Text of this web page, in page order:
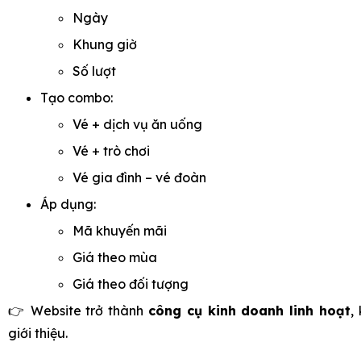
Ngày
Khung giờ
Số lượt
Tạo combo:
Vé + dịch vụ ăn uống
Vé + trò chơi
Vé gia đình – vé đoàn
Áp dụng:
Mã khuyến mãi
Giá theo mùa
Giá theo đối tượng
👉 Website trở thành công cụ kinh doanh linh hoạt,
giới thiệu.